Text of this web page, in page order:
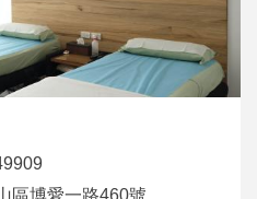
區博愛一路460號